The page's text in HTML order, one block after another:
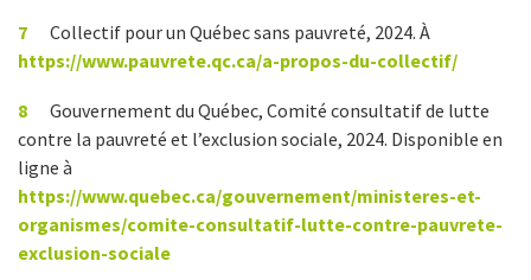
7
Collectif pour un Québec sans pauvreté, 2024. À
https://www.pauvrete.qc.ca/a-propos-du-collectif/
8
Gouvernement du Québec, Comité consultatif de lutte
contre la pauvreté et l’exclusion sociale, 2024. Disponible en
ligne à
https://www.quebec.ca/gouvernement/ministeres-et-
organismes/comite-consultatif-lutte-contre-pauvrete-
exclusion-sociale